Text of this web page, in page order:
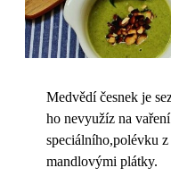
Medvědí česnek je
ho nevyužíz na
speciálního,polévku
mandlovými plátky.